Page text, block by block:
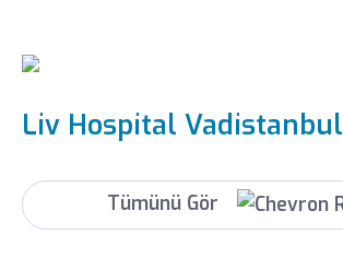
Liv Hospital Vadistanbul
Tümünü Gör